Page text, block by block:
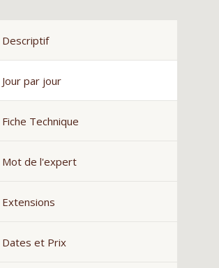
Descriptif
Jour par jour
Fiche Technique
Mot de l'expert
Extensions
Dates et Prix